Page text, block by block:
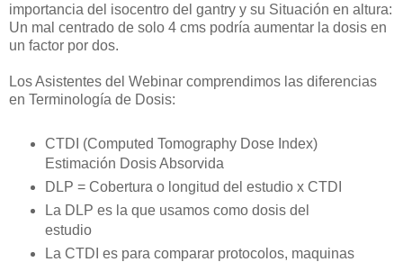
importancia del isocentro del gantry y su Situación en altura:
Un mal centrado de solo 4 cms podría aumentar la dosis en
un factor por dos.
Los Asistentes del Webinar comprendimos las diferencias
en Terminología de Dosis:
CTDI (Computed Tomography Dose Index)
Estimación Dosis Absorvida
DLP = Cobertura o longitud del estudio x CTDI
La DLP es la que usamos como dosis del
estudio
La CTDI es para comparar protocolos, maquinas